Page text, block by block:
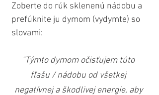
Zoberte do rúk sklenenú nádobu a
prefúknite ju dymom (vydymte) so
slovami:
"Týmto dymom očisťujem túto
fľašu / nádobu od všetkej
negatívnej a škodlivej energie, aby